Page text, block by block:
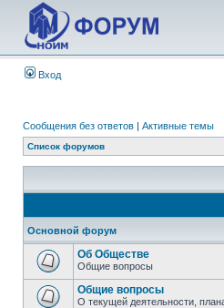
Вход
Сообщения без ответов | Активные темы
Список форумов
Основной форум
Об Обществе
Общие вопросы
Общие вопросы
О текущей деятельности,